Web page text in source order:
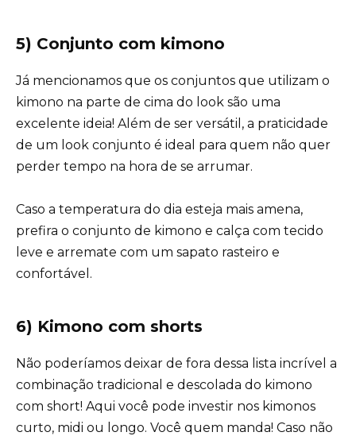
5) Conjunto com kimono
Já mencionamos que os conjuntos que utilizam o
kimono na parte de cima do look são uma
excelente ideia! Além de ser versátil, a praticidade
de um look conjunto é ideal para quem não quer
perder tempo na hora de se arrumar.
Caso a temperatura do dia esteja mais amena,
prefira o conjunto de kimono e calça com tecido
leve e arremate com um sapato rasteiro e
confortável.
6) Kimono com shorts
Não poderíamos deixar de fora dessa lista incrível a
combinação tradicional e descolada do kimono
com short! Aqui você pode investir nos kimonos
curto, midi ou longo. Você quem manda! Caso não